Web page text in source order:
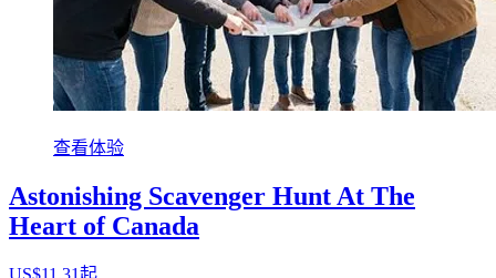
查看体验
Astonishing Scavenger Hunt At The
Heart of Canada
US$11.31起